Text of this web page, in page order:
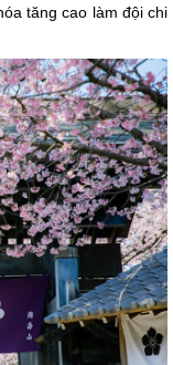
tăng cao làm đội chi